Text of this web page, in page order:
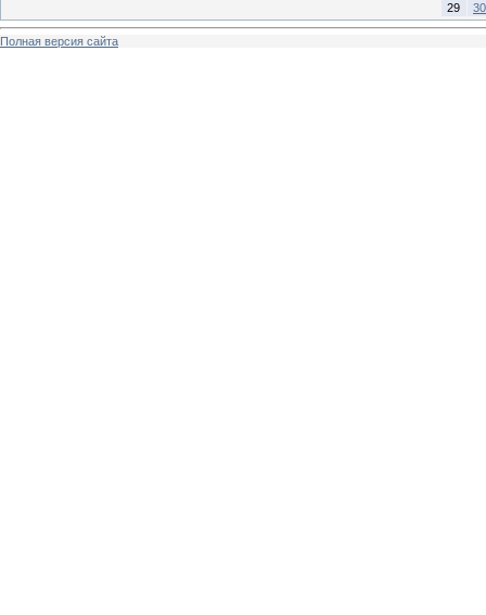
29
30
Полная версия сайта